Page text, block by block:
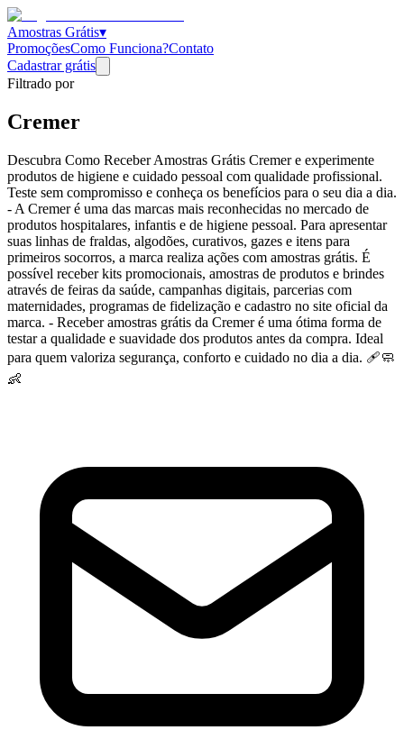
Amostras Grátis▾
PromoçõesComo Funciona?Contato
Cadastrar grátis
Filtrado por
Cremer
Descubra Como Receber Amostras Grátis Cremer e experimente
produtos de higiene e cuidado pessoal com qualidade profissional.
Teste sem compromisso e conheça os benefícios para o seu dia a dia.
- A Cremer é uma das marcas mais reconhecidas no mercado de
produtos hospitalares, infantis e de higiene pessoal. Para apresentar
suas linhas de fraldas, algodões, curativos, gazes e itens para
primeiros socorros, a marca realiza ações com amostras grátis. É
possível receber kits promocionais, amostras de produtos e brindes
através de feiras da saúde, campanhas digitais, parcerias com
maternidades, programas de fidelização e cadastro no site oficial da
marca. - Receber amostras grátis da Cremer é uma ótima forma de
testar a qualidade e suavidade dos produtos antes da compra. Ideal
para quem valoriza segurança, conforto e cuidado no dia a dia. 🩹🧼
👶